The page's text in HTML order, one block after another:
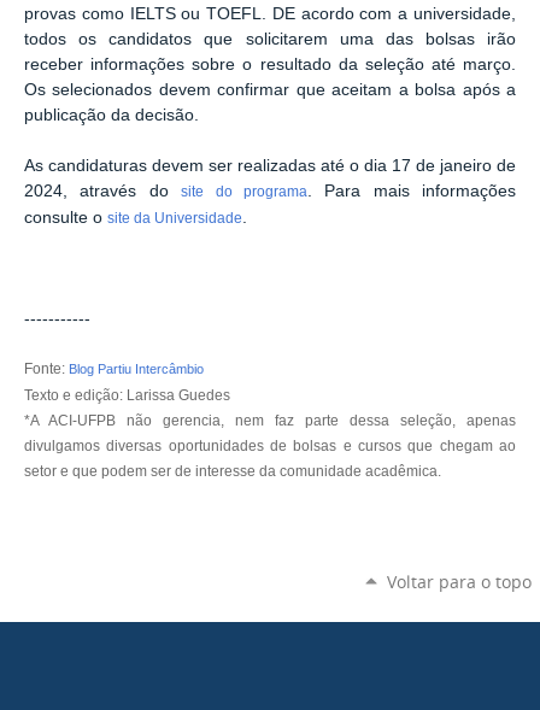
provas como IELTS ou TOEFL. DE acordo com a universidade,
todos os candidatos que solicitarem uma das bolsas irão
receber informações sobre o resultado da seleção até março.
Os selecionados devem confirmar que aceitam a bolsa após a
publicação da decisão.
As candidaturas devem ser realizadas até o dia 17 de janeiro de
2024, através dosite do programa . Para mais informações
consulte o site da Universidade
-----------
Fonte: Blog Partiu Intercâmbio
Texto e edição: Larissa Guedes
*A ACI-UFPB não gerencia, nem faz parte dessa seleção, apenas
divulgamos diversas oportunidades de bolsas e cursos que chegam ao
setor e que podem ser de interesse da comunidade acadêmica.
Voltar para o topo